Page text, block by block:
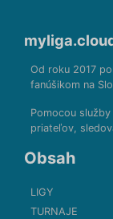
Od roku 2017
fanúšikom na
Pomocou
priateľov,
Obsah
LIGY
TURNAJE